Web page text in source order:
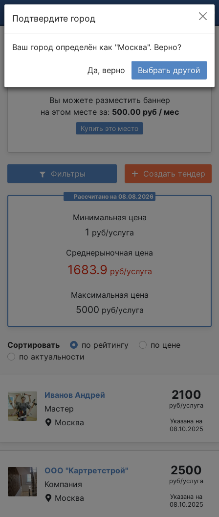
Ковка забора
Вы можете разместить баннер
на этом месте за: 500.00 руб / мес
Купить это место
Фильтры Создать тендер
Рассчитано на 08.08.2026
Минимальная цена
1 руб/услуга
Среднерыночная цена
1683.9 руб/услуга
Максимальная цена
5000 руб/услуга
Сортировать по рейтингу
по цене
по актуальности
Иванов Андрей
Мастер
Москва
2100
руб/услуга
Указана на
08.10.2025
ООО "Картретстрой"
Компания
Москва
2500
руб/услуга
Указана на
08.10.2025
Подтвердите город
Ваш город определён как "Москва". Верно?
Да, верно Выбрать другой